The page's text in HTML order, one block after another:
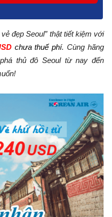
đẹp Seoul” thật tiết kiệm với
chưa thuế phí. Cùng hãng
thủ đô Seoul từ nay đến